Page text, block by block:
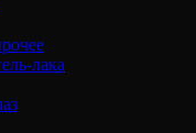
лака